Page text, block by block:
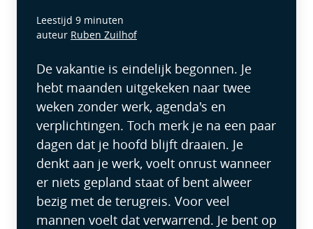
Leestijd 9 minuten
auteur Ruben Zuilhof
De vakantie is eindelijk begonnen. Je
hebt maanden uitgekeken naar twee
weken zonder werk, agenda's en
verplichtingen. Toch merk je na een paar
dagen dat je hoofd blijft draaien. Je
denkt aan je werk, voelt onrust wanneer
er niets gepland staat of bent alweer
bezig met de terugreis. Voor veel
mannen voelt dat verwarrend. Je bent op